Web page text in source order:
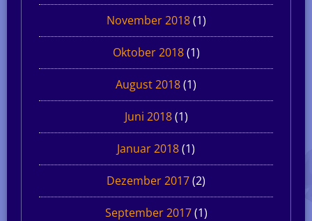
November 2018(1)
Oktober 2018(1)
August 2018(1)
Juni 2018(1)
Januar 2018(1)
Dezember 2017(2)
September 2017(1)